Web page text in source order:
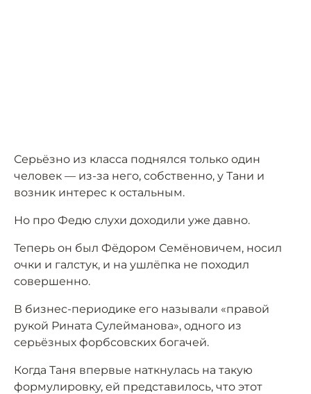
Серьёзно из класса поднялся только один
человек — из-за него, собственно, у Тани и
возник интерес к остальным.
Но про Федю слухи доходили уже давно.
Теперь он был Фёдором Семёновичем, носил
очки и галстук, и на ушлёпка не походил
совершенно.
В бизнес-периодике его называли «правой
рукой Рината Сулейманова», одного из
серьёзных форбсовских богачей.
Когда Таня впервые наткнулась на такую
формулировку, ей представилось, что этот